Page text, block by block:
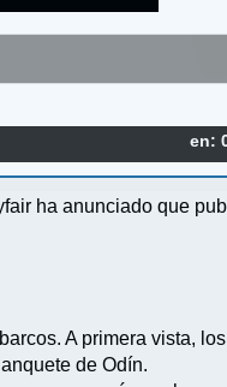
en:
ha anunciado que
A primera vista,
de Odín.